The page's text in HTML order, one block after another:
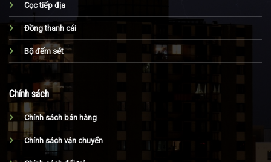
Cọc tiếp địa
Đồng thanh cái
Bộ đếm sét
Chính sách
Chính sách bán hàng
Chính sách vận chuyển